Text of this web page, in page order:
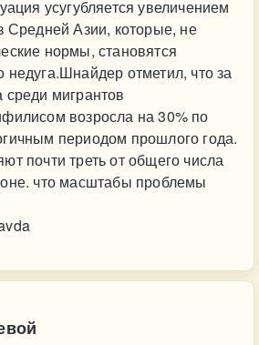
усугубляется увеличением
Средней Азии, которые, не
нормы, становятся
недуга.Шнайдер отметил, что за
среди мигрантов
возросла на 30% по
периодом прошлого года.
почти треть от общего числа
что масштабы проблемы